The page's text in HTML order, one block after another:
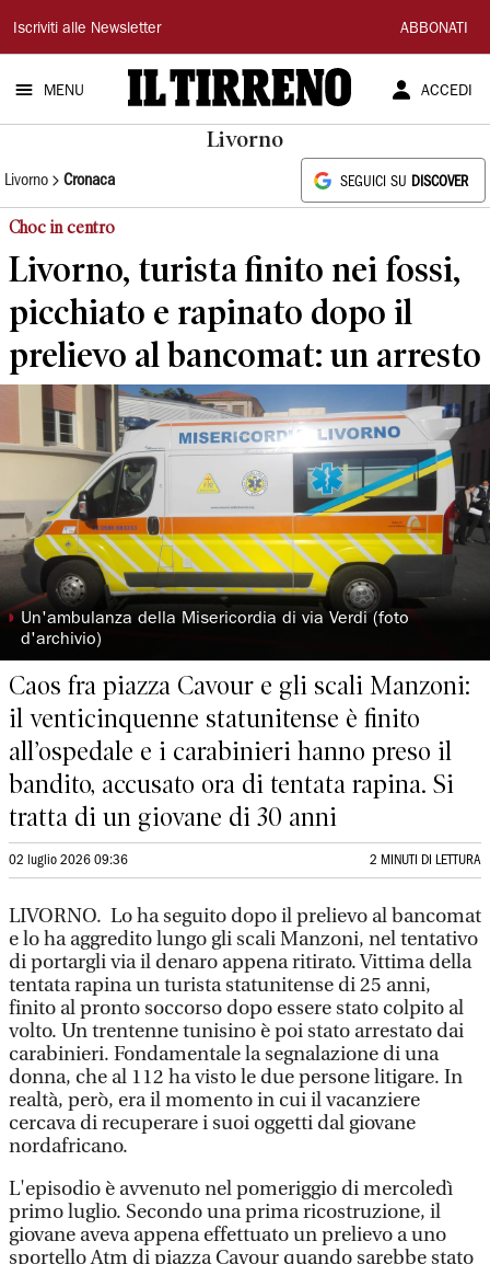
Il
Tirreno
Iscriviti alle Newsletter ABBONATI
MENU ACCEDI
Livorno
Livorno Cronaca SEGUICI SU DISCOVER
Choc in centro
Livorno, turista finito nei fossi,
picchiato e rapinato dopo il
prelievo al bancomat: un arresto
◗ Un'ambulanza della Misericordia di via Verdi (foto
d'archivio)
Caos fra piazza Cavour e gli scali Manzoni:
il venticinquenne statunitense è finito
all’ospedale e i carabinieri hanno preso il
bandito, accusato ora di tentata rapina. Si
tratta di un giovane di 30 anni
02 luglio 2026 09:36 2 MINUTI DI LETTURA
LIVORNO. Lo ha seguito dopo il prelievo al bancomat
e lo ha aggredito lungo gli scali Manzoni, nel tentativo
di portargli via il denaro appena ritirato. Vittima della
tentata rapina un turista statunitense di 25 anni,
finito al pronto soccorso dopo essere stato colpito al
volto. Un trentenne tunisino è poi stato arrestato dai
carabinieri. Fondamentale la segnalazione di una
donna, che al 112 ha visto le due persone litigare. In
realtà, però, era il momento in cui il vacanziere
cercava di recuperare i suoi oggetti dal giovane
nordafricano.
L'episodio è avvenuto nel pomeriggio di mercoledì
primo luglio. Secondo una prima ricostruzione, il
giovane aveva appena effettuato un prelievo a uno
sportello Atm di piazza Cavour quando sarebbe stato